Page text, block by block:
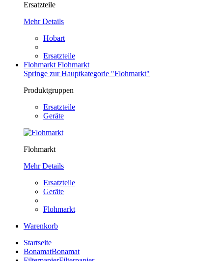
Ersatzteile
Mehr Details
Hobart
Ersatzteile
Flohmarkt Flohmarkt
Springe zur Hauptkategorie "Flohmarkt"
Produktgruppen
Ersatzteile
Geräte
Flohmarkt
Mehr Details
Ersatzteile
Geräte
Flohmarkt
Warenkorb
Startseite
BonamatBonamat